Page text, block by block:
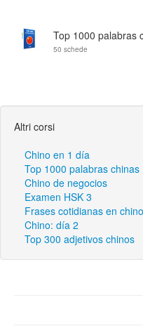
Top 1000 palabras
50 schede
Altri corsi
Chino en 1 día
Top 1000 palabras chinas
Chino de negocios
Examen HSK 3
Frases cotidianas en chino
Chino: día 2
Top 300 adjetivos chinos